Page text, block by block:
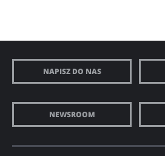
NAPISZ DO NAS
NEWSROOM